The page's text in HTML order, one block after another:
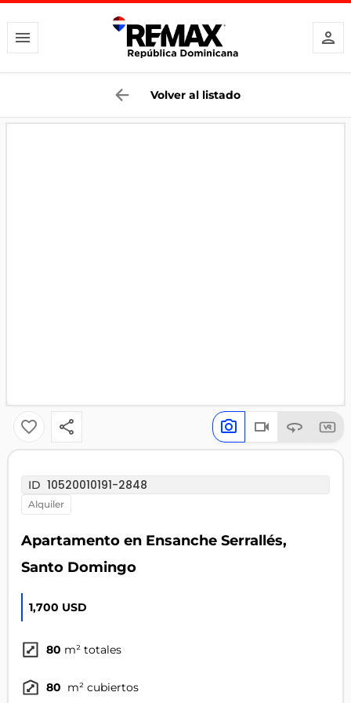
Volver al listado
ID 10520010191-2848
alquiler
Apartamento en Ensanche Serrallés,
Santo Domingo
1,700 USD
80 m² totales
80 m² cubiertos